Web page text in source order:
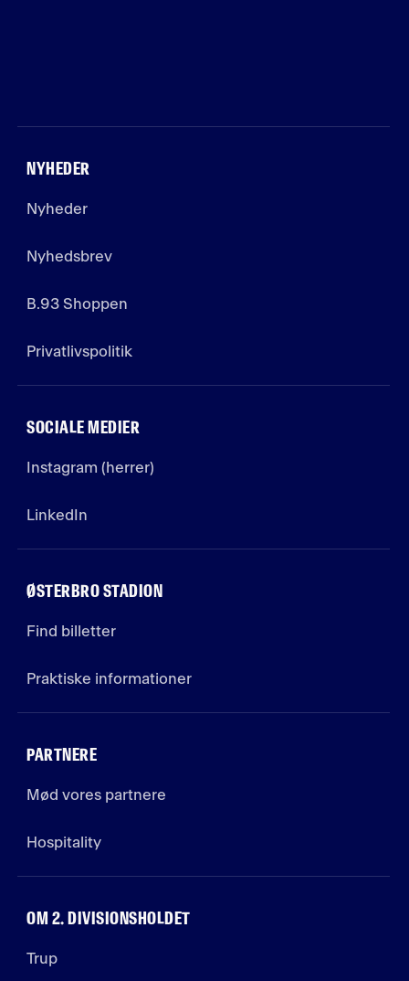
NYHEDER
Nyheder
Nyhedsbrev
B.93 Shoppen
Privatlivspolitik
SOCIALE MEDIER
Instagram (herrer)
LinkedIn
ØSTERBRO STADION
Find billetter
Praktiske informationer
PARTNERE
Mød vores partnere
Hospitality
OM 2. DIVISIONSHOLDET
Trup